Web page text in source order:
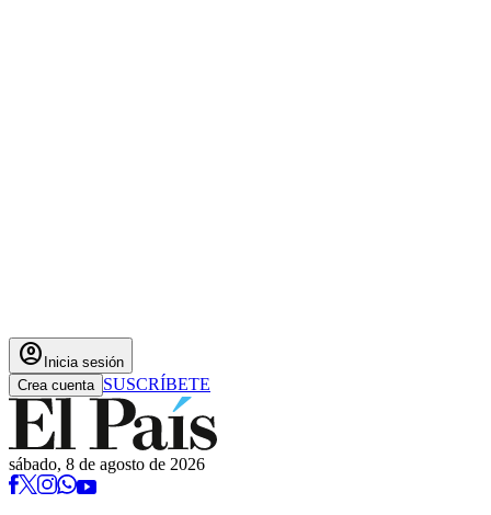
account_circle Inicia sesión
Crea cuenta SUSCRÍBETE
sábado, 8 de agosto de 2026